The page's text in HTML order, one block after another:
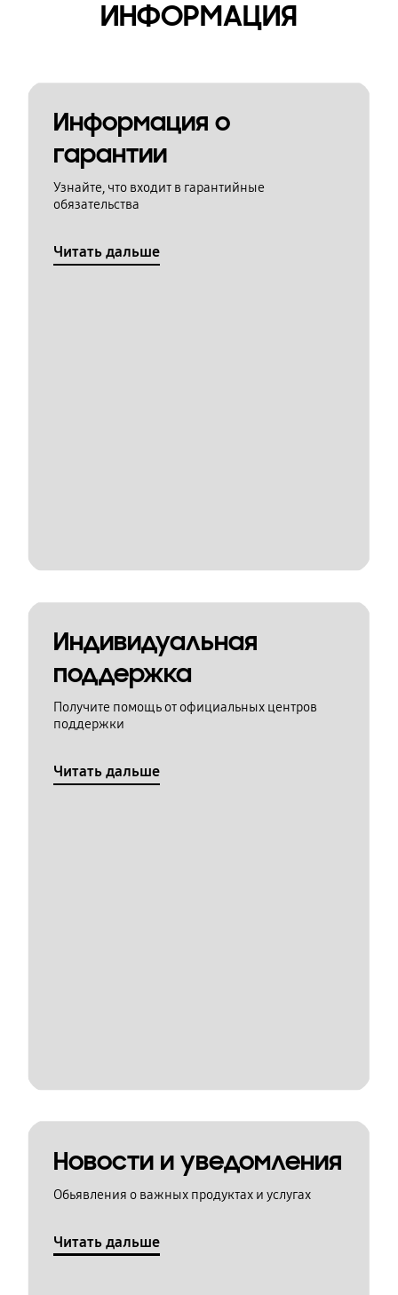
ИНФОРМАЦИЯ
Информация о
гарантии
Узнайте, что входит в гарантийные
обязательства
Читать дальше
Индивидуальная
поддержка
Получите помощь от официальных центров
поддержки
Читать дальше
Новости и уведомления
Обьявления о важных продуктах и услугах
Читать дальше